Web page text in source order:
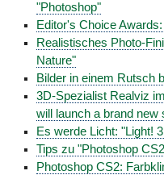
"Photoshop"
Editor's Choice
Realistisches Photo-
Nature"
Bilder in einem Rutsch
3D-Spezialist Realviz
will launch a brand new
Es werde Licht: "Light!
Tips zu "Photoshop
Photoshop CS2: